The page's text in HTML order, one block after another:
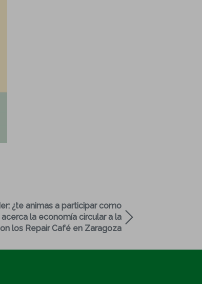
¿te animas a participar como
la economía circular a la
los Repair Café en Zaragoza